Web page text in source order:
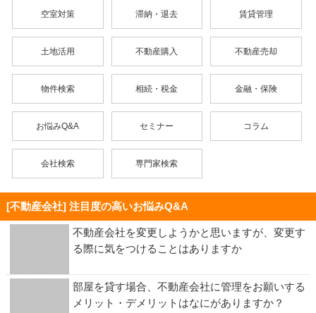
空室対策 滞納・退去 賃貸管理
土地活用 不動産購入 不動産売却
物件検索 相続・税金 金融・保険
お悩みQ&A セミナー コラム
会社検索 専門家検索
[不動産会社] 注目度の高いお悩みQ&A
不動産会社を変更しようかと思いますが、変更す
る際に気をつけることはありますか
部屋を貸す場合、不動産会社に管理をお願いする
メリット・デメリットはなにがありますか？